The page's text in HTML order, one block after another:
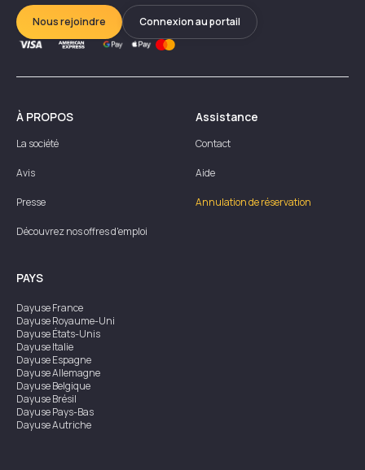
Nous rejoindre Connexion au portail
À PROPOS
La société
Avis
Presse
Découvrez nos offres d'emploi
Assistance
Contact
Aide
Annulation de réservation
PAYS
DayuseFrance
DayuseRoyaume-Uni
DayuseÉtats-Unis
DayuseItalie
DayuseEspagne
DayuseAllemagne
DayuseBelgique
DayuseBrésil
DayusePays-Bas
DayuseAutriche